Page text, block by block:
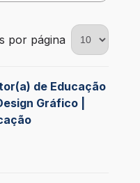
0 filtros aplicados
por página
de Educação
Gráfico |